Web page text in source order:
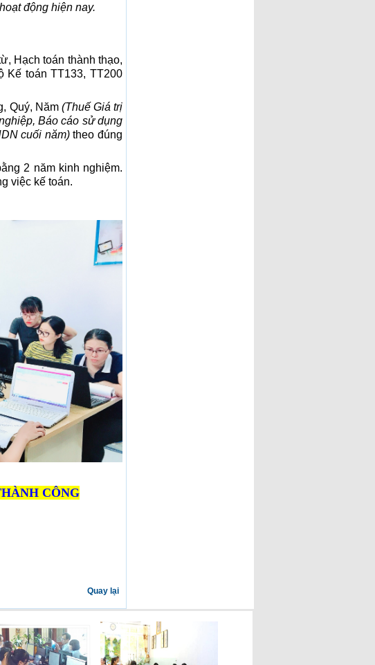
động hiện nay.
Hạch toán thành thạo,
Kế toán TT133, TT200
Quý, Năm (Thuế Giá trị
Báo cáo sử dụng
cuối năm)theo đúng
2 năm kinh nghiệm.
việc kế toán.
CÔNG
Quay lại